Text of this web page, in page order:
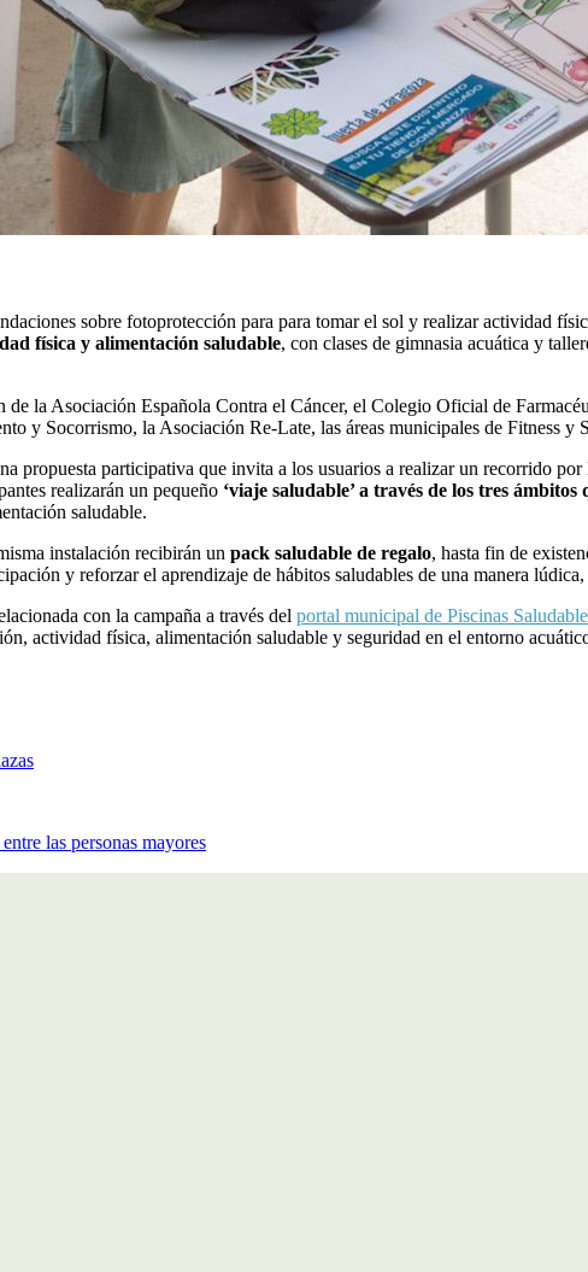
sobre fotoprotección para para tomar el sol y realizar actividad
física y alimentación saludable, con clases de gimnasia acuática y
la Asociación Española Contra el Cáncer, el Colegio Oficial de
y Socorrismo, la Asociación Re-Late, las áreas municipales de Fitness y
propuesta participativa que invita a los usuarios a realizar un recorrido
realizarán un pequeño ‘viaje saludable’ a través de los tres
saludable.
instalación recibirán un pack saludable de regalo, hasta fin de
y reforzar el aprendizaje de hábitos saludables de una manera
con la campaña a través del portal municipal de Piscinas
actividad física, alimentación saludable y seguridad en el entorno
las personas mayores